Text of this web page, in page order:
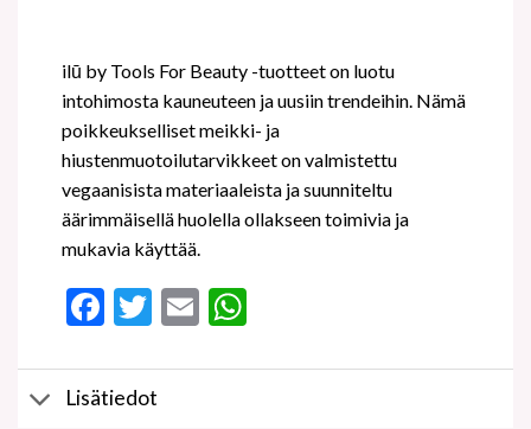
ilū by Tools For Beauty -tuotteet on luotu
intohimosta kauneuteen ja uusiin trendeihin. Nämä
poikkeukselliset meikki- ja
hiustenmuotoilutarvikkeet on valmistettu
vegaanisista materiaaleista ja suunniteltu
äärimmäisellä huolella ollakseen toimivia ja
mukavia käyttää.
Facebook
Twitter
EmailWhatsApp
Lisätiedot